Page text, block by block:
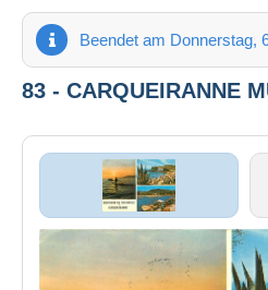
Beendet am Donnerstag,
83 - CARQUEIRANNE